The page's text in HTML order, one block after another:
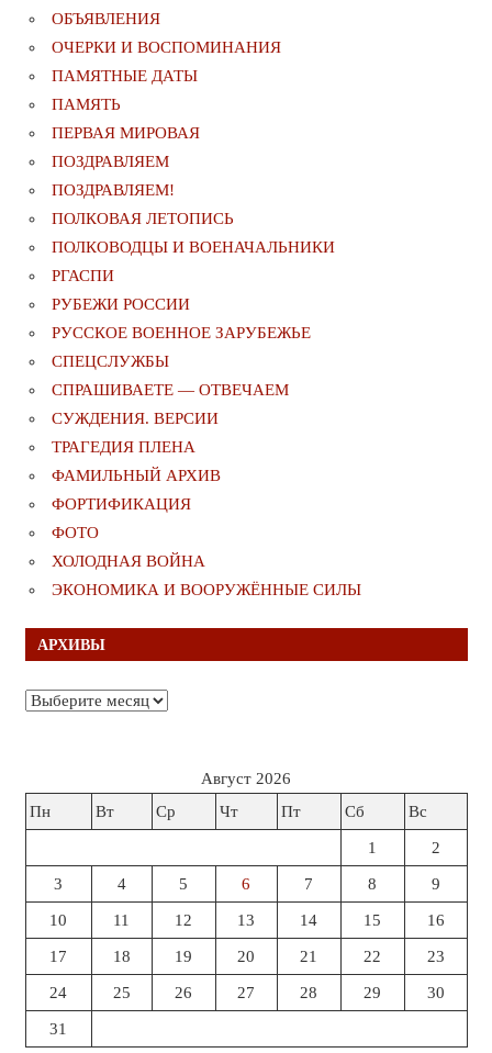
ОБЪЯВЛЕНИЯ
ОЧЕРКИ И ВОСПОМИНАНИЯ
ПАМЯТНЫЕ ДАТЫ
ПАМЯТЬ
ПЕРВАЯ МИРОВАЯ
ПОЗДРАВЛЯЕМ
ПОЗДРАВЛЯЕМ!
ПОЛКОВАЯ ЛЕТОПИСЬ
ПОЛКОВОДЦЫ И ВОЕНАЧАЛЬНИКИ
РГАСПИ
РУБЕЖИ РОССИИ
РУССКОЕ ВОЕННОЕ ЗАРУБЕЖЬЕ
СПЕЦСЛУЖБЫ
СПРАШИВАЕТЕ — ОТВЕЧАЕМ
СУЖДЕНИЯ. ВЕРСИИ
ТРАГЕДИЯ ПЛЕНА
ФАМИЛЬНЫЙ АРХИВ
ФОРТИФИКАЦИЯ
ФОТО
ХОЛОДНАЯ ВОЙНА
ЭКОНОМИКА И ВООРУЖЁННЫЕ СИЛЫ
АРХИВЫ
Архивы
Август 2026
Пн
Вт Ср Чт Пт Сб Вс
1 2
3 4 5 6 7 8 9
10 11 12 13 14 15 16
17 18 19 20 21 22 23
24 25 26 27 28 29 30
31